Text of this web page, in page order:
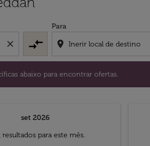
close compare_arrows
Para
location_on
abaixo para encontrar ofertas.
set 2026
resultados para este mês.